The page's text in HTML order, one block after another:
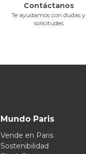
Contáctanos
Te ayudamos con dudas y
solicitudes
Mundo Paris
Vende en Paris
Sostenibilidad